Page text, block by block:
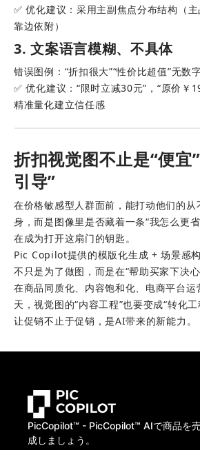
✅ 优化建议：采用主副焦点分布结构（
靠边依附）
3. 文案语言模糊、不具体
错误图例：“折扣很大”“性价比超值”无数
✅ 优化建议：“限时立减30元”，“原价
精准量化建立信任感
折扣视觉图不止是“便宜
引导”
在价格敏感型人群面前，能打动他们的从
身，而是图像里是否藏着一条“我怎么更
在成为打开这扇门的钥匙。
Pic Copilot提供的模版化生成 + 场景感
不只是为了做图，而是在“帮助买家下决心
在商品同质化、内容饱和化、电商平台运
天，视觉图的“内容工程”也要变成“转化工
让促销不止于促销，是AI带来的新能力。
PicCopilot™️ - PicCopilot™️ AIで商品を
成しましょう。